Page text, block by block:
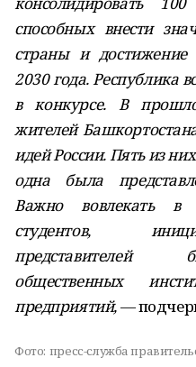
способных внести
страны и
2030 года. Республика
в конкурсе. В
жителей
идей России. Пять из
одна была
Важно вовлекать в
студентов,
представителей
общественных
предприятий,—
Фото: пресс-служба